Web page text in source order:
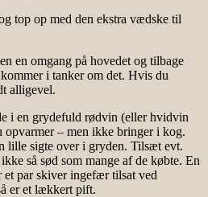
top op med den ekstra vædske til
en omgang på hovedet og tilbage
i tanker om det. Hvis du
alligevel.
i en grydefuld rødvin (eller hvidvin
opvarmer – men ikke bringer i kog.
lille sigte over i gryden. Tilsæt evt.
så sød som mange af de købte. En
par skiver ingefær tilsat ved
er et lækkert pift.